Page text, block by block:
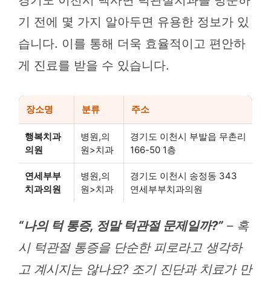
기 전에 몇 가지 알아두면 유용한 정보가 있
습니다. 이를 통해 더욱 효율적이고 편안하
게 진료를 받을 수 있습니다.
장소명 분류 주소
행복치과
의원
병원,의
원>치과
경기도 이천시 부발읍 무촌리
166-50 1층
연세부부
치과의원
병원,의
원>치과
경기도 이천시 송정동 343
연세부부치과의원
“나의 턱 통증, 정말 턱관절 문제일까?” – 혹
시 턱관절 통증을 단순한 피로라고 생각하
고 계시지는 않나요? 조기 진단과 치료가 만